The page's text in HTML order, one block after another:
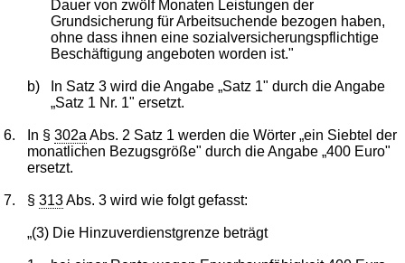
Dauer von zwölf Monaten Leistungen der
Grundsicherung für Arbeitsuchende bezogen haben,
ohne dass ihnen eine sozialversicherungspflichtige
Beschäftigung angeboten worden ist."
b)
In Satz 3 wird die Angabe „Satz 1" durch die Angabe
„Satz 1 Nr. 1" ersetzt.
6. In §302a Abs. 2 Satz 1 werden die Wörter „ein Siebtel der
monatlichen Bezugsgröße" durch die Angabe „400 Euro"
ersetzt.
7. §313Abs. 3 wird wie folgt gefasst:
„(3) Die Hinzuverdienstgrenze beträgt